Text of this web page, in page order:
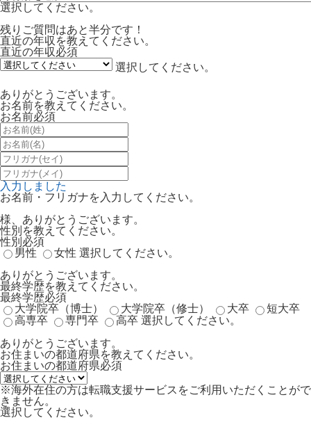
選択してください。
残りご質問はあと半分です！
直近の年収を教えてください。
直近の年収必須
選択してください。
ありがとうございます。
お名前を教えてください。
お名前必須
入力しました
お名前・フリガナを入力してください。
様、ありがとうございます。
性別を教えてください。
性別 必須
男性
女性 選択してください。
ありがとうございます。
最終学歴を教えてください。
最終学歴必須
大学院卒（博士）
大学院卒（修士） 大卒
短大卒
高専卒
専門卒 高卒 選択してください。
ありがとうございます。
お住まいの都道府県を教えてください。
お住まいの都道府県必須
※海外在住の方は転職支援サービスをご利用いただくことがで
きません。
選択してください。